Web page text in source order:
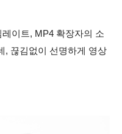
이트, MP4 확장자의 소
, 끊김없이 선명하게 영상